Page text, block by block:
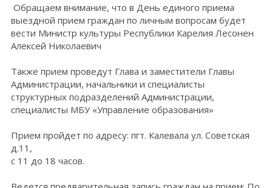
Обращаем внимание, что в День единого приема
выездной прием граждан по личным вопросам будет
вести Министр культуры Республики Карелия Лесонен
Алексей Николаевич
Также прием проведут Глава и заместители Главы
Администрации, начальники и специалисты
структурных подразделений Администрации,
специалисты МБУ «Управление образования»
Прием пройдет по адресу: пгт. Калевала ул. Советская
д.11,
с 11 до 18 часов.